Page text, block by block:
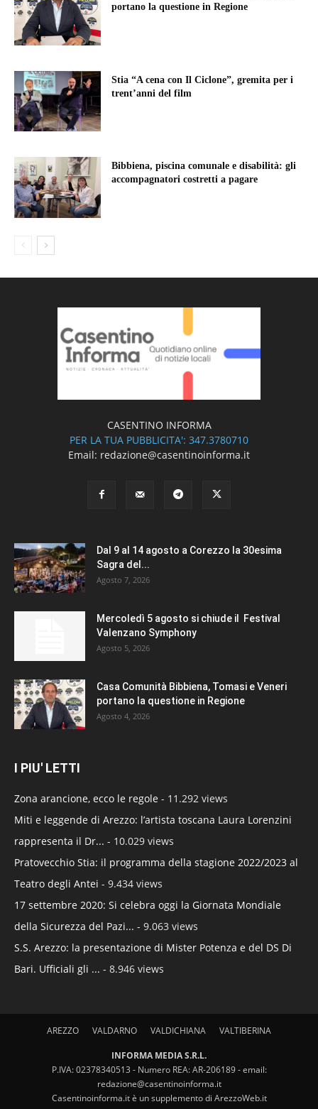
portano la questione in Regione
Stia “A cena con Il Ciclone”, gremita per i
trent’anni del film
Bibbiena, piscina comunale e disabilità: gli
accompagnatori costretti a pagare
CASENTINO INFORMA
PER LA TUA PUBBLICITA': 347.3780710
Email: redazione@casentinoinforma.it
Dal 9 al 14 agosto a Corezzo la 30esima
Sagra del...
Agosto 7, 2026
Mercoledì 5 agosto si chiude il Festival
Valenzano Symphony
Agosto 5, 2026
Casa Comunità Bibbiena, Tomasi e Veneri
portano la questione in Regione
Agosto 4, 2026
I PIU' LETTI
Zona arancione, ecco le regole - 11.292 views
Miti e leggende di Arezzo: l’artista toscana Laura Lorenzini
rappresenta il Dr... - 10.029 views
Pratovecchio Stia: il programma della stagione 2022/2023 al
Teatro degli Antei - 9.434 views
17 settembre 2020: Si celebra oggi la Giornata Mondiale
della Sicurezza del Pazi... - 9.063 views
S.S. Arezzo: la presentazione di Mister Potenza e del DS Di
Bari. Ufficiali gli ... - 8.946 views
AREZZO VALDARNO VALDICHIANA VALTIBERINA
INFORMA MEDIA S.R.L.
P.IVA: 02378340513 - Numero REA: AR-206189 - email:
redazione@casentinoinforma.it
Casentinoinforma.it è un supplemento di ArezzoWeb.it